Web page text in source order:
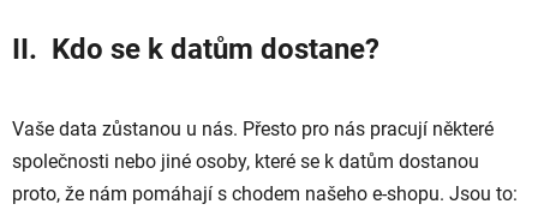
II. Kdo se k datům dostane?
Vaše data zůstanou u nás. Přesto pro nás pracují některé
společnosti nebo jiné osoby, které se k datům dostanou
proto, že nám pomáhají s chodem našeho e-shopu. Jsou to: